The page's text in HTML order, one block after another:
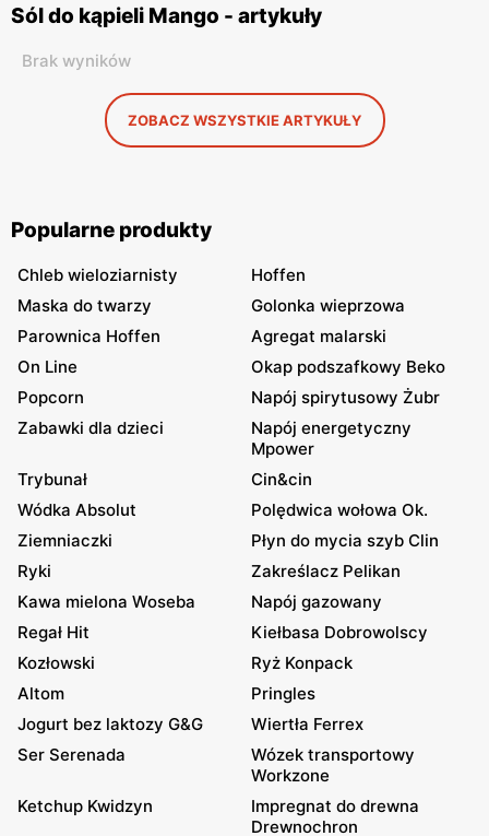
Sól do kąpieli Mango - artykuły
Brak wyników
ZOBACZ WSZYSTKIE ARTYKUŁY
Popularne produkty
Chleb wieloziarnisty
Hoffen
Maska do twarzy
Golonka wieprzowa
Parownica Hoffen
Agregat malarski
On Line
Okap podszafkowy Beko
Popcorn
Napój spirytusowy Żubr
Zabawki dla dzieci
Napój energetyczny
Mpower
Trybunał
Cin&cin
Wódka Absolut
Polędwica wołowa Ok.
Ziemniaczki
Płyn do mycia szyb Clin
Ryki
Zakreślacz Pelikan
Kawa mielona Woseba
Napój gazowany
Regał Hit
Kiełbasa Dobrowolscy
Kozłowski
Ryż Konpack
Altom
Pringles
Jogurt bez laktozy G&G
Wiertła Ferrex
Ser Serenada
Wózek transportowy
Workzone
Ketchup Kwidzyn
Impregnat do drewna
Drewnochron